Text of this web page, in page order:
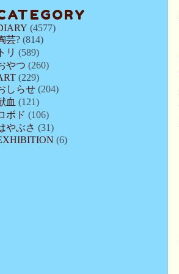
(4577)
芸? (814)
トリ (589)
やつ (260)
(229)
しらせ (204)
血 (121)
ボド (106)
やぶさ (31)
(6)